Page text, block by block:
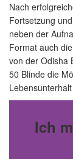
Nach
Fortsetzung
neben der
Format auch
von der Odisha
50 Blinde die
Ich